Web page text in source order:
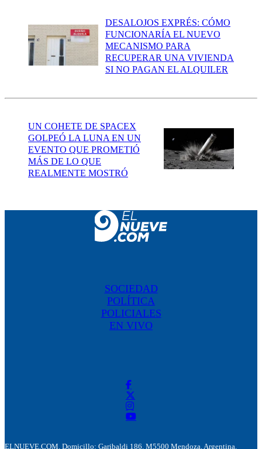
DESALOJOS EXPRÉS: CÓMO
FUNCIONARÍA EL NUEVO
MECANISMO PARA
RECUPERAR UNA VIVIENDA
SI NO PAGAN EL ALQUILER
UN COHETE DE SPACEX
GOLPEÓ LA LUNA EN UN
EVENTO QUE PROMETIÓ
MÁS DE LO QUE
REALMENTE MOSTRÓ
SOCIEDAD
POLÍTICA
POLICIALES
EN VIVO
ELNUEVE.COM. Domicillo: Garibaldi 186. M5500 Mendoza, Argentina.